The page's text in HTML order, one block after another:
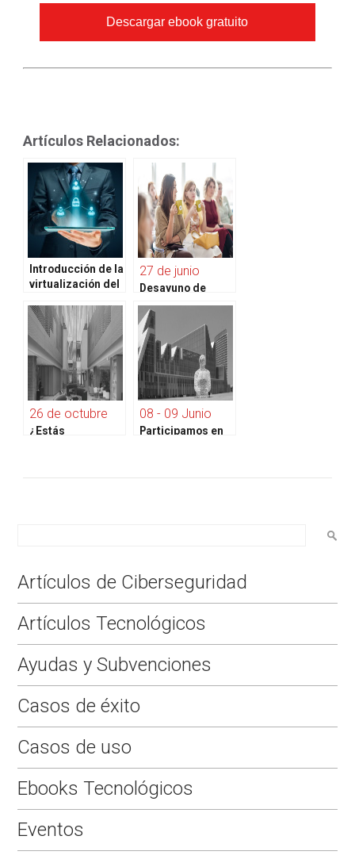
Descargar ebook gratuito
Artículos Relacionados:
Introducción de la
virtualización del
importancia de la
integración de las
redes en la
automatización
27 de junio
Desayuno de
Trabajo Dell y
Semantic
Systems
26 de octubre
¿Estás
infraestructura
08 - 09 Junio
Participamos en
clientes SAP de
Artículos de Ciberseguridad
Artículos Tecnológicos
Ayudas y Subvenciones
Casos de éxito
Casos de uso
Ebooks Tecnológicos
Eventos